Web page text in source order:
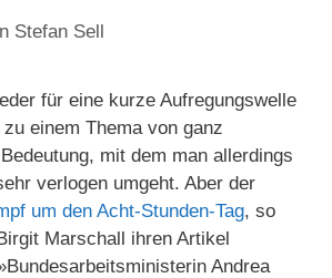
Stefan Sell
für eine kurze Aufregungswelle
einem Thema von ganz
mit dem man allerdings
verlogen umgeht. Aber der
um den Acht-Stunden-Tag, so
Marschall ihren Artikel
Andrea